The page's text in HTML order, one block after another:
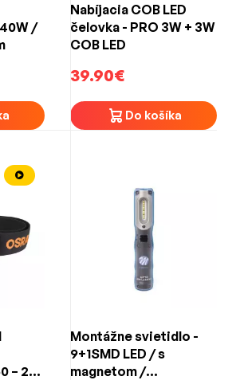
/
Nabíjacia COB LED
čelovka - PRO 3W + 3W
COB LED
39.90€
Do košíka
– 250
Montážne svietidlo -
9+1SMD LED / s
magnetom /